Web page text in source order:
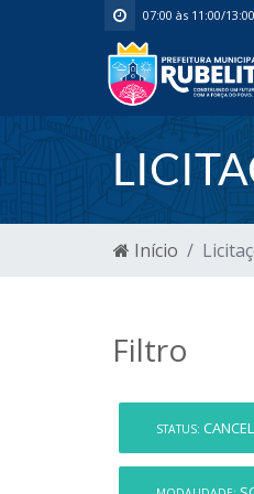
07:00 às 11:00/
Início
Filtro
STATUS: